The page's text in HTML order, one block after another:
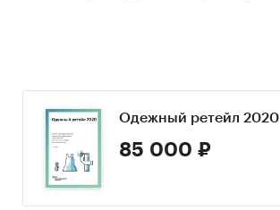
Одежный ретейл 2020
85 000 ₽